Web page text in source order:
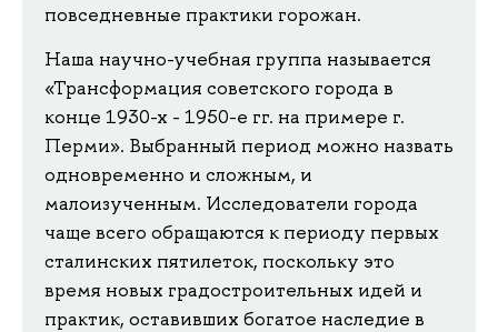
повседневные практики горожан.
Наша научно-учебная группа называется
«Трансформация советского города в
конце 1930-х - 1950-е гг. на примере г.
Перми». Выбранный период можно назвать
одновременно и сложным, и
малоизученным. Исследователи города
чаще всего обращаются к периоду первых
сталинских пятилеток, поскольку это
время новых градостроительных идей и
практик, оставивших богатое наследие в